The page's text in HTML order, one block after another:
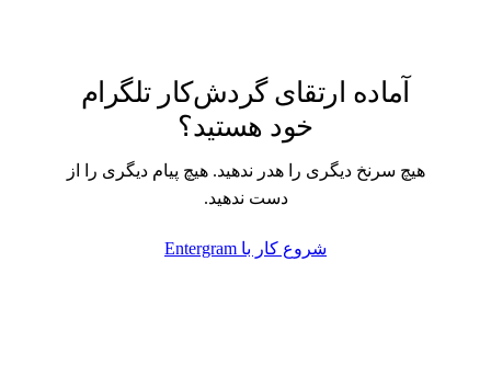
آماده ارتقای گردش‌کار تلگرام
خود هستید؟
هیچ سرنخ دیگری را هدر ندهید. هیچ پیام دیگری را از
دست ندهید.
شروع کار با Entergram